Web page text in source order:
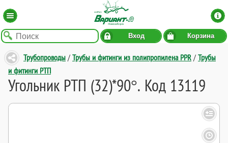
Вход Корзина
Трубопроводы / Трубы и фитинги из полипропилена PPR / Трубы
и фитинги РТП
Угольник РТП (32)*90°. Код 13119